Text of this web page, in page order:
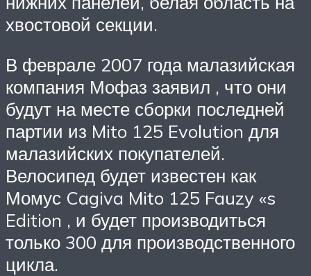
хвостовой секции.
В феврале 2007 года малазийская
компания Мофаз заявил , что они
будут на месте сборки последней
партии из Mito 125 Evolution для
малазийских покупателей.
Велосипед будет известен как
Момус Cagiva Mito 125 Fauzy «s
Edition , и будет производиться
только 300 для производственного
цикла.